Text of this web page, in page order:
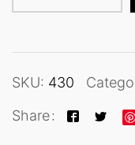
SKU: 430
Share